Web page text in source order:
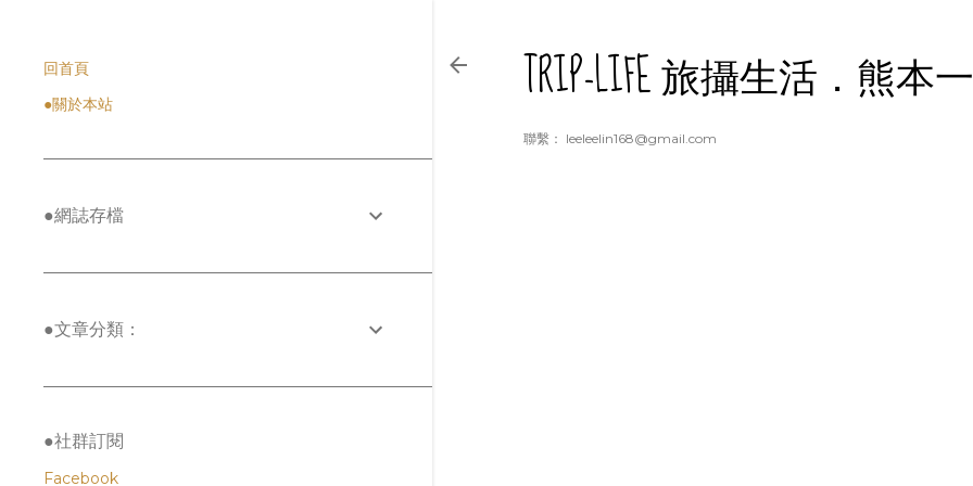
TRIP-LIFE 旅攝生活．熊本
聯繫： leeleelin168@gmail.com
回首頁
●關於本站
●網誌存檔
●文章分類：
●社群訂閱
Facebook